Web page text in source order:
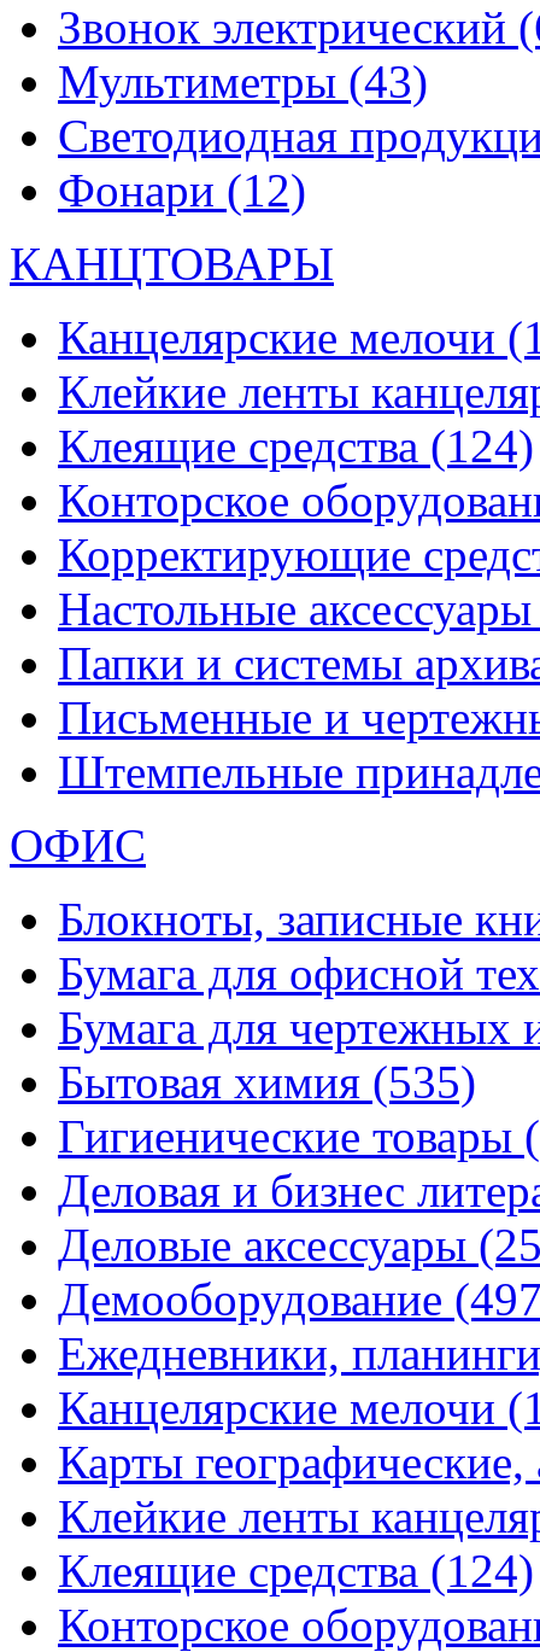
Звонок электрический
Мультиметры (43)
Светодиодная
Фонари (12)
КАНЦТОВАРЫ
Канцелярские мелочи
Клейкие ленты
Клеящие средства (124)
Конторское
Корректирующие
Настольные
Папки и системы
Письменные и
Штемпельные
ОФИС
Блокноты, записные
Бумага для офисной
Бумага для чертежных
Бытовая химия (535)
Гигиенические товары
Деловая и бизнес
Деловые аксессуары
Демооборудование
Ежедневники,
Канцелярские мелочи
Карты
Клейкие ленты
Клеящие средства (124)
Конторское